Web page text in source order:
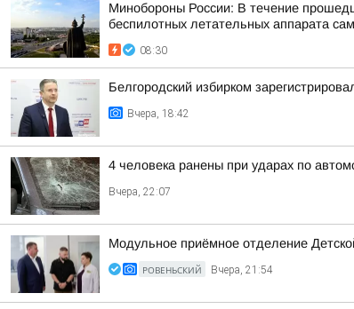
Минобороны России: В течение
беспилотных летательных аппарата
08:30
Белгородский избирком
Вчера, 18:42
4 человека ранены при ударах по
Вчера, 22:07
Модульное приёмное отделение
РОВЕНЬСКИЙ Вчера, 21:54